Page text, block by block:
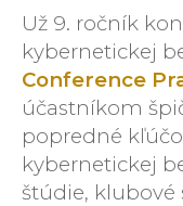
Už 9. ročník
kybernetickej
Conference
účastníkom
popredné
kybernetickej
štúdie, klubové